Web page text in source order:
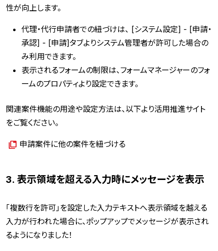
性が向上します。
代理・代行申請者での紐づけは、 [システム設定] - [申請・
承認] - [申請]タブよりシステム管理者が許可した場合の
み利用できます。
表示されるフォームの制限は、フォームマネージャーのフォ
ームのプロパティより設定できます。
関連案件機能の用途や設定方法は、以下より活用推進サイト
をご覧ください。
申請案件に他の案件を紐づける
3. 表示領域を超える入力時にメッセージを表示
「複数行を許可」を設定した入力テキストへ表示領域を越える
入力が行われた場合に、ポップアップでメッセージが表示され
るようになりました！